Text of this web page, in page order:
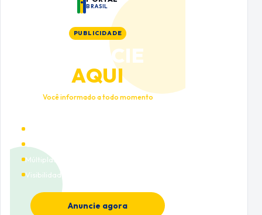
BRASIL
PUBLICIDADE
ANUNCIE
AQUI
Você informado a todo momento
Múltiplas categorias
Visibilidade premium
Anuncie agora